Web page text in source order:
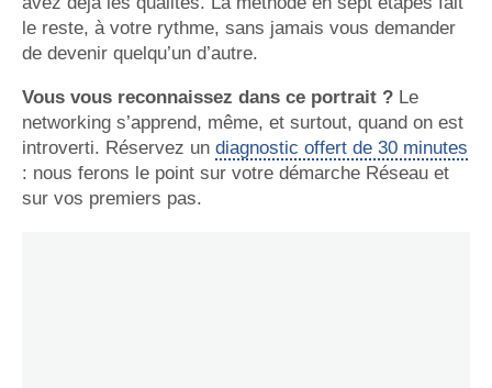
le reste, à votre rythme, sans jamais vous demander
de devenir quelqu’un d’autre.
Vous vous reconnaissez dans ce portrait ? Le
networking s’apprend, même, et surtout, quand on est
introverti. Réservez un diagnostic offert de 30 minutes
: nous ferons le point sur votre démarche Réseau et
sur vos premiers pas.